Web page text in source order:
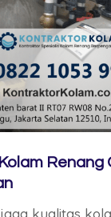
Renang
kualitas